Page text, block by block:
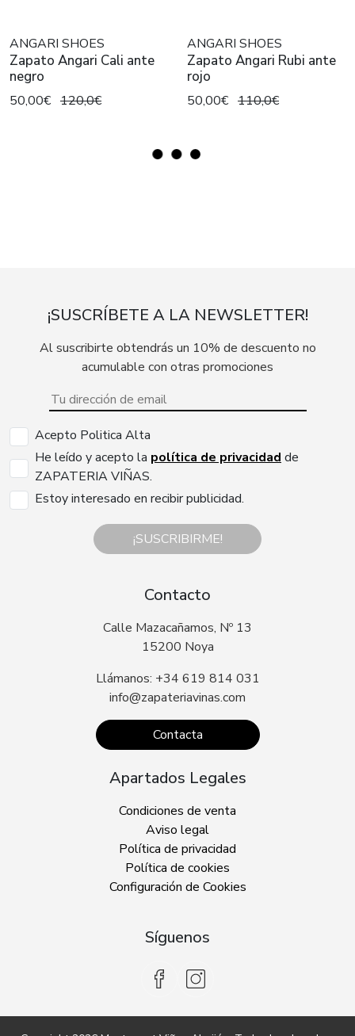
ANGARI SHOES
Zapato Angari Cali ante
negro
50,00€ 120,0€
ANGARI SHOES
Zapato Angari Rubi ante
rojo
50,00€ 110,0€
¡SUSCRÍBETE A LA NEWSLETTER!
Al suscribirte obtendrás un 10% de descuento no
acumulable con otras promociones
Acepto Politica Alta
He leído y acepto la política de privacidad de
ZAPATERIA VIÑAS.
Estoy interesado en recibir publicidad.
¡SUSCRIBIRME!
Contacto
Calle Mazacañamos, Nº 13
15200 Noya
Llámanos: +34 619 814 031
info@zapateriavinas.com
Contacta
Apartados Legales
Condiciones de venta
Aviso legal
Política de privacidad
Política de cookies
Configuración de Cookies
Síguenos